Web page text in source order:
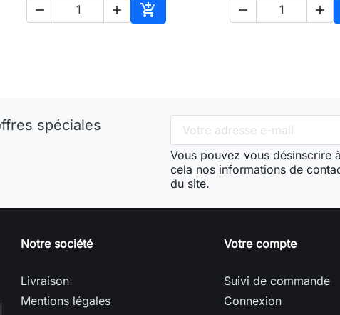
  
Ajouter au panier
 
spéciales
Vous pouvez vous désinscrire
cela nos informations de
du site.
Notre société
Livraison
Mentions légales
Votre compte
Suivi de commande
Connexion